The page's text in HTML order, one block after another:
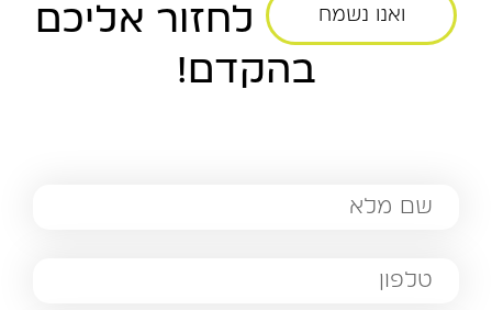
ואנו נשמח
לחזור אליכם
בהקדם!